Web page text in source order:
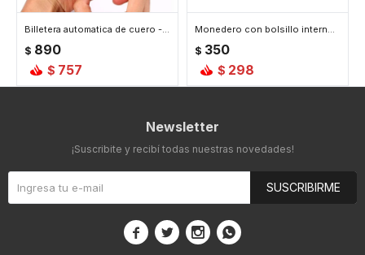
Billetera automatica de cuero - Gris
$ 890
$ 757
Monedero con bolsillo interno - 9x14cm - Gato
$ 350
$ 298
Newsletter
¡Suscribite y recibí todas nuestras novedades!
SUSCRIBIRME
   